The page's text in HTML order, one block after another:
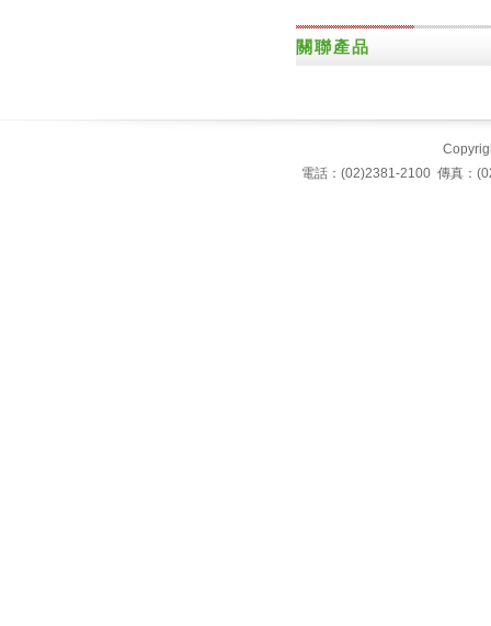
關聯產品
電話：(02)2381-2100 傳真：